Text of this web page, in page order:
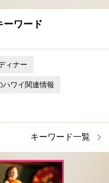
ーワード
ィナー
ハワイ関連情報
キーワード一覧